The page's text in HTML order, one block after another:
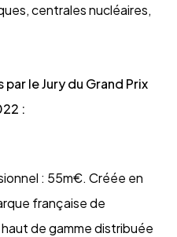
centrales nucléaires,
le Jury du Grand Prix
:
: 55m€. Créée en
française de
de gamme distribuée